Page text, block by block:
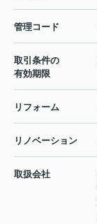
管理コード
取引条件の
有効期限
リフォーム
リノベーション
取扱会社